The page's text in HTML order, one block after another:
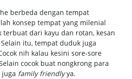
berbeda dengan tempat
konsep tempat yang milenial
terbuat dari kayu dan rotan, kesan
itu, tempat duduk juga
nih kalau kesini sore-sore
cocok buat nongkrong para
family friendlyya.